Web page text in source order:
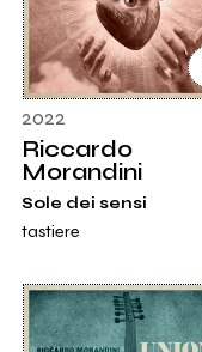
2022
Riccardo
Morandini
Sole dei sensi
tastiere